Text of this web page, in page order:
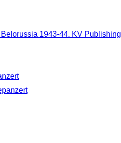
1943-44. KV Publishing